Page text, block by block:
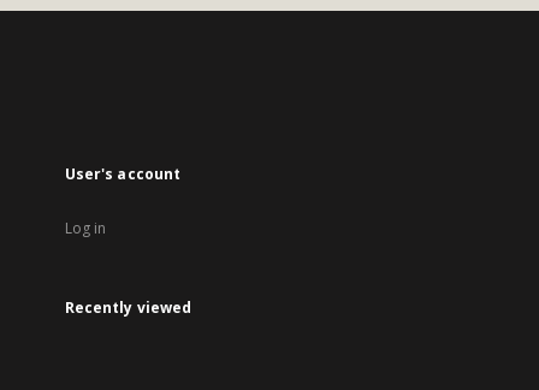
User's account
Log in
Recently viewed